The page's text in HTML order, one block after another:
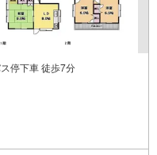
停下車 徒歩7分